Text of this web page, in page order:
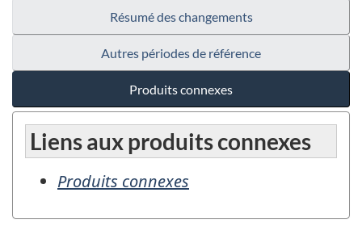
Résumé des changements
Autres périodes de référence
Produits connexes
Liens aux produits connexes
Produits connexes